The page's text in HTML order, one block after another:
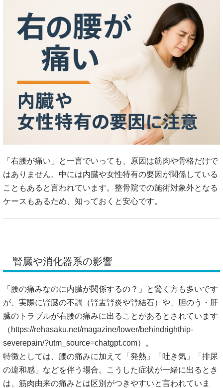
「右腰が痛い」と一言でいっても、原因は筋肉や骨格だけで
はありません。中には内臓や女性特有の要因が関係している
こともあると言われています。整骨院での施術対象外となる
ケースもあるため、知っておくと安心です。
腎臓や消化器系の影響
「腰の痛みなのに内臓が関係するの？」と驚く方も多いです
が、実際に腎臓の不調（腎盂腎炎や腎結石）や、胆のう・肝
臓のトラブルが右腰の痛みに出ることがあるとされています
（ https://rehasaku.net/magazine/lower/behindrighthip-
severepain/?utm_source=chatgpt.com）。
特徴としては、腰の痛みに加えて「発熱」「吐き気」「排尿
の違和感」などを伴う場合。こうした症状が一緒に出るとき
は、筋肉由来の痛みとは区別がつきやすいと言われていま